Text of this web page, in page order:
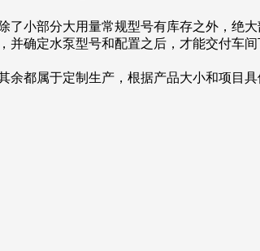
了小部分大用量常规型号有库存之外，绝
，并确定水泵型号和配置之后，才能交付车间
都属于定制生产，根据产品大小和项目